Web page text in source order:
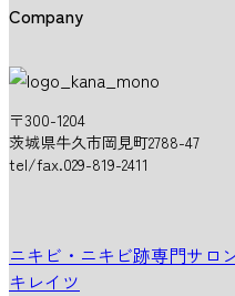
Company
〒300-1204
茨城県牛久市岡見町2788-47
tel/fax.029-819-2411
ニキビ・ニキビ跡専門サロ
キレイツ